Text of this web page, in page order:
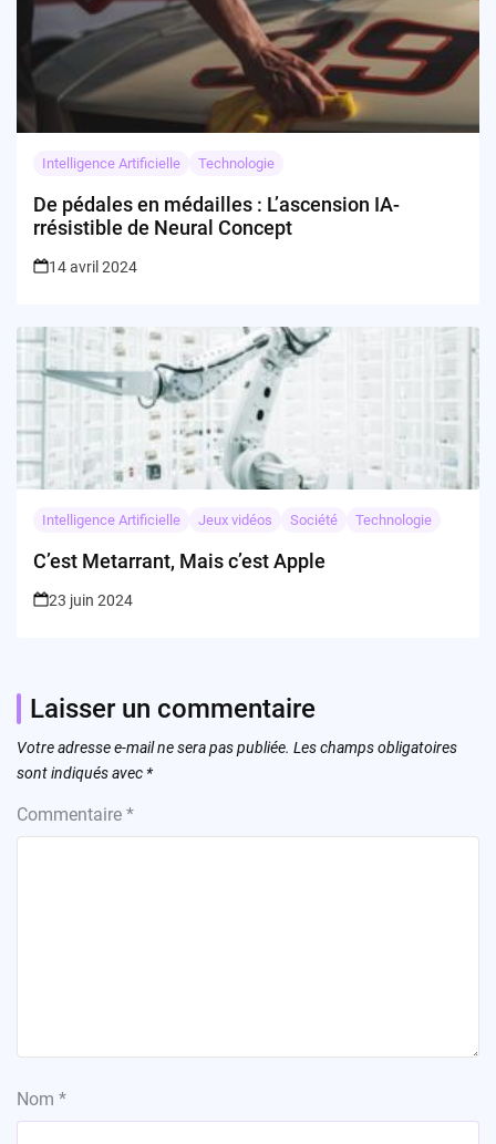
Intelligence Artificielle Technologie
De pédales en médailles : L’ascension IA-
rrésistible de Neural Concept
14 avril 2024
Intelligence Artificielle Jeux vidéos Société Technologie
C’est Metarrant, Mais c’est Apple
23 juin 2024
Laisser un commentaire
Votre adresse e-mail ne sera pas publiée. Les champs obligatoires
sont indiqués avec *
Commentaire *
Nom *